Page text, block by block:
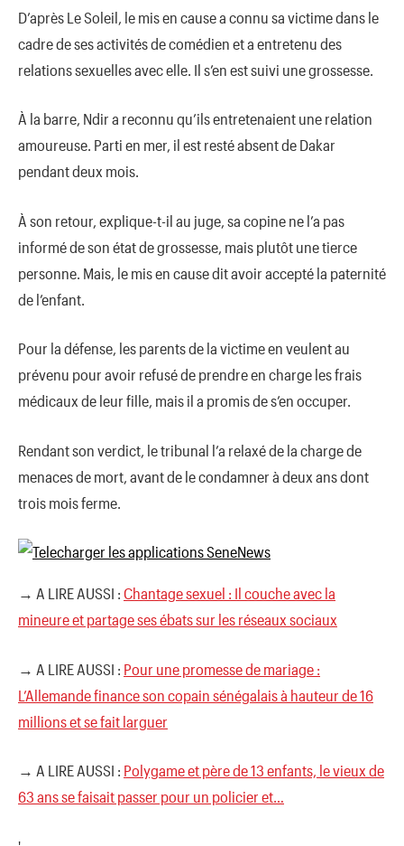
D’après Le Soleil, le mis en cause a connu sa victime dans le
cadre de ses activités de comédien et a entretenu des
relations sexuelles avec elle. Il s’en est suivi une grossesse.
À la barre, Ndir a reconnu qu’ils entretenaient une relation
amoureuse. Parti en mer, il est resté absent de Dakar
pendant deux mois.
À son retour, explique-t-il au juge, sa copine ne l’a pas
informé de son état de grossesse, mais plutôt une tierce
personne. Mais, le mis en cause dit avoir accepté la paternité
de l’enfant.
Pour la défense, les parents de la victime en veulent au
prévenu pour avoir refusé de prendre en charge les frais
médicaux de leur fille, mais il a promis de s’en occuper.
Rendant son verdict, le tribunal l’a relaxé de la charge de
menaces de mort, avant de le condamner à deux ans dont
trois mois ferme.
→ A LIRE AUSSI : Chantage sexuel : Il couche avec la
mineure et partage ses ébats sur les réseaux sociaux
→ A LIRE AUSSI : Pour une promesse de mariage :
L’Allemande finance son copain sénégalais à hauteur de 16
millions et se fait larguer
→ A LIRE AUSSI : Polygame et père de 13 enfants, le vieux de
63 ans se faisait passer pour un policier et…